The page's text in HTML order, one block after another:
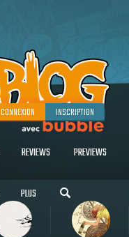
CONNEXION INSCRIPTION
REVIEWS PREVIEWS
PLUS